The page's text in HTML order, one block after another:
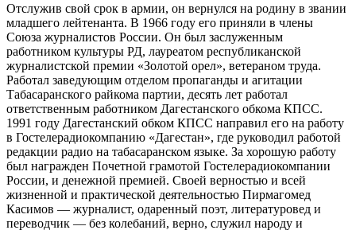
Отслужив свой срок в армии, он вернулся на родину в звании
младшего лейтенанта. В 1966 году его приняли в члены
Союза журналистов России. Он был заслуженным
работником культуры РД, лауреатом республиканской
журналистской премии «Золотой орел», ветераном труда.
Работал заведующим отделом пропаганды и агитации
Табасаранского райкома партии, десять лет работал
ответственным работником Дагестанского обкома КПСС.
1991 году Дагестанский обком КПСС направил его на работу
в Гостелерадиокомпанию «Дагестан», где руководил работой
редакции радио на табасаранском языке. За хорошую работу
был награжден Почетной грамотой Гостелерадиокомпании
России, и денежной премией. Своей верностью и всей
жизненной и практической деятельностью Пирмагомед
Касимов — журналист, одаренный поэт, литературовед и
переводчик — без колебаний, верно, служил народу и